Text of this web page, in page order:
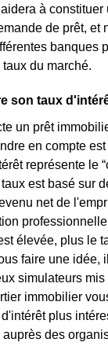
à constituer
de prêt, et
banques
du marché.
son taux
un prêt
en compte
représente le
est basé sur
net de
élevée, plus le
faire une idée,
simulateurs mis
immobilier
plus
des